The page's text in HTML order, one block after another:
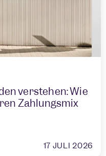
verstehen: Wie
Zahlungsmix
17 JULI 2026